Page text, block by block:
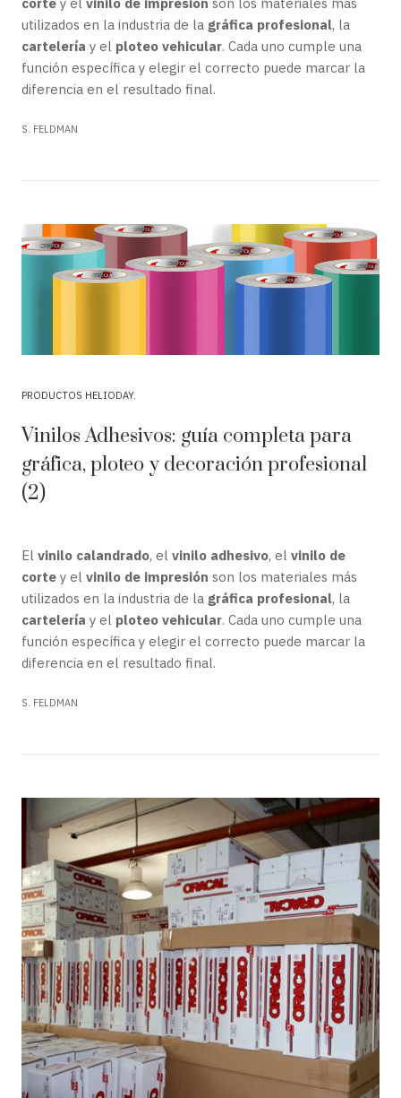
utilizados en la industria de la gráfica profesional, la
cartelería y el ploteo vehicular. Cada uno cumple una
función específica y elegir el correcto puede marcar la
diferencia en el resultado final.
S. FELDMAN
PRODUCTOS HELIODAY
Vinilos Adhesivos: guía completa para
gráfica, ploteo y decoración profesional
(2)
El vinilo calandrado, el vinilo adhesivo, el vinilo de
corte y el vinilo de impresión son los materiales más
utilizados en la industria de la gráfica profesional, la
cartelería y el ploteo vehicular. Cada uno cumple una
función específica y elegir el correcto puede marcar la
diferencia en el resultado final.
S. FELDMAN